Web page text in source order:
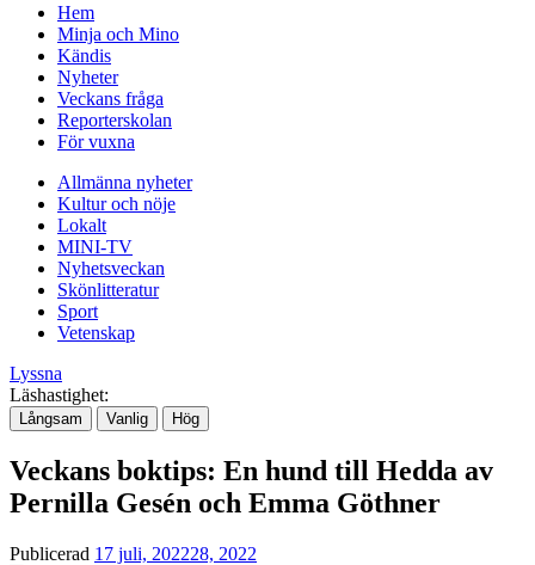
Hem
Minja och Mino
Kändis
Nyheter
Veckans fråga
Reporterskolan
För vuxna
Allmänna nyheter
Kultur och nöje
Lokalt
MINI-TV
Nyhetsveckan
Skönlitteratur
Sport
Vetenskap
Lyssna
Läshastighet:
Långsam Vanlig Hög
Veckans boktips: En hund till Hedda av
Pernilla Gesén och Emma Göthner
Publicerad 17 juli, 202228, 2022